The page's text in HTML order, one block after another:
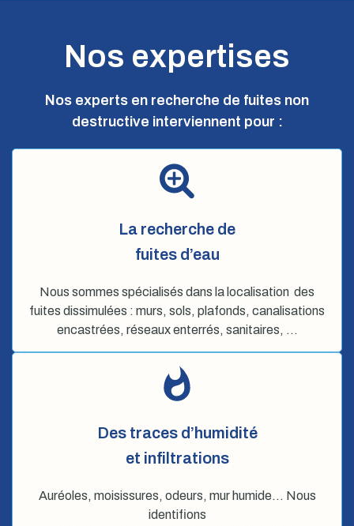
Nos expertises
Nos experts en recherche de fuites non
destructive interviennent pour :
La recherche de
fuites d’eau
Nous sommes spécialisés dans la localisation des
fuites dissimulées : murs, sols, plafonds, canalisations
encastrées, réseaux enterrés, sanitaires, …
Des traces d’humidité
et infiltrations
Auréoles, moisissures, odeurs, mur humide… Nous
identifions